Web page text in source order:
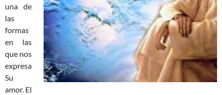
una de
las
formas
en las
que nos
expresa
Su
amor. El